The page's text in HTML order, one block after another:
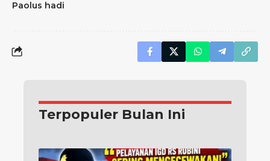
Paolus hadi
Terpopuler Bulan Ini